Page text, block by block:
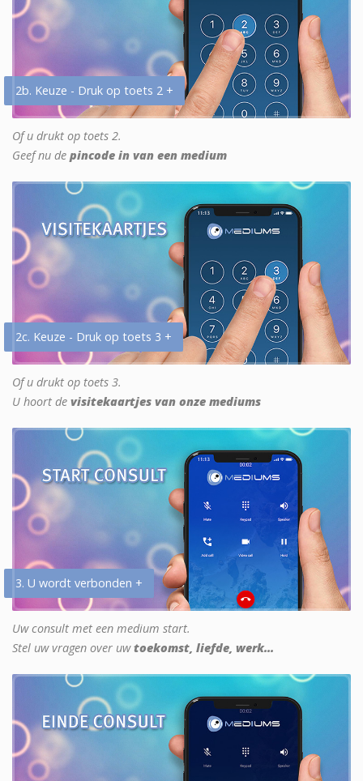
2b. Keuze - Druk op toets 2 +
Of u drukt op toets 2.
Geef nu de pincode in van een medium
2c. Keuze - Druk op toets 3 +
Of u drukt op toets 3.
U hoort de visitekaartjes van onze mediums
3. U wordt verbonden +
Uw consult met een medium start.
Stel uw vragen over uwtoekomst, liefde, werk...